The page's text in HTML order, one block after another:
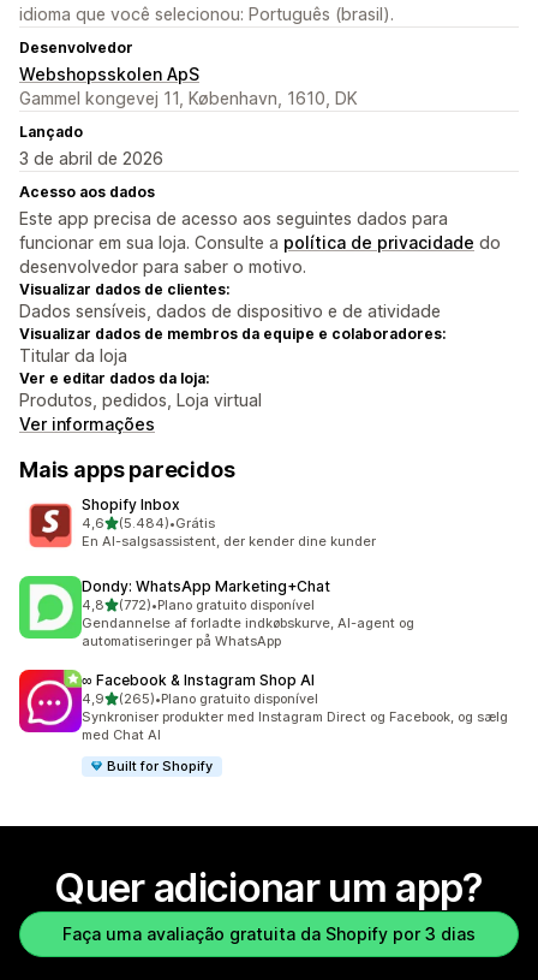
idioma que você selecionou: Português (brasil).
Desenvolvedor
Webshopsskolen ApS
Gammel kongevej 11, København, 1610, DK
Lançado
3 de abril de 2026
Acesso aos dados
Este app precisa de acesso aos seguintes dados para
funcionar em sua loja. Consulte a política de privacidade do
desenvolvedor para saber o motivo.
Visualizar dados de clientes:
Dados sensíveis, dados de dispositivo e de atividade
Visualizar dados de membros da equipe e colaboradores:
Titular da loja
Ver e editar dados da loja:
Produtos, pedidos, Loja virtual
Ver informações
Mais apps parecidos
Shopify Inbox
4,6de 5 estrelas
(5.484)
5484 avaliações ao todo
•Grátis
En AI-salgsassistent, der kender dine kunder
Dondy: WhatsApp Marketing+Chat
4,8de 5 estrelas
(772)
772 avaliações ao todo
•Plano gratuito disponível
Gendannelse af forladte indkøbskurve, AI-agent og
automatiseringer på WhatsApp
∞ Facebook & Instagram Shop AI
4,9de 5 estrelas
(265)
265 avaliações ao todo
•Plano gratuito disponível
Synkroniser produkter med Instagram Direct og Facebook, og sælg
med Chat AI
Built for Shopify
Quer adicionar um app?
Faça uma avaliação gratuita da Shopify por 3 dias